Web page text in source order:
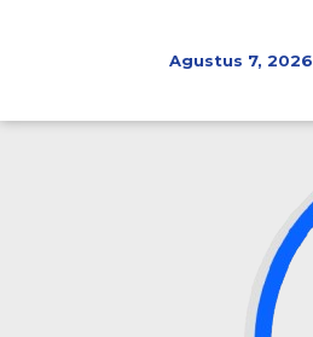
Agustus 7, 2026